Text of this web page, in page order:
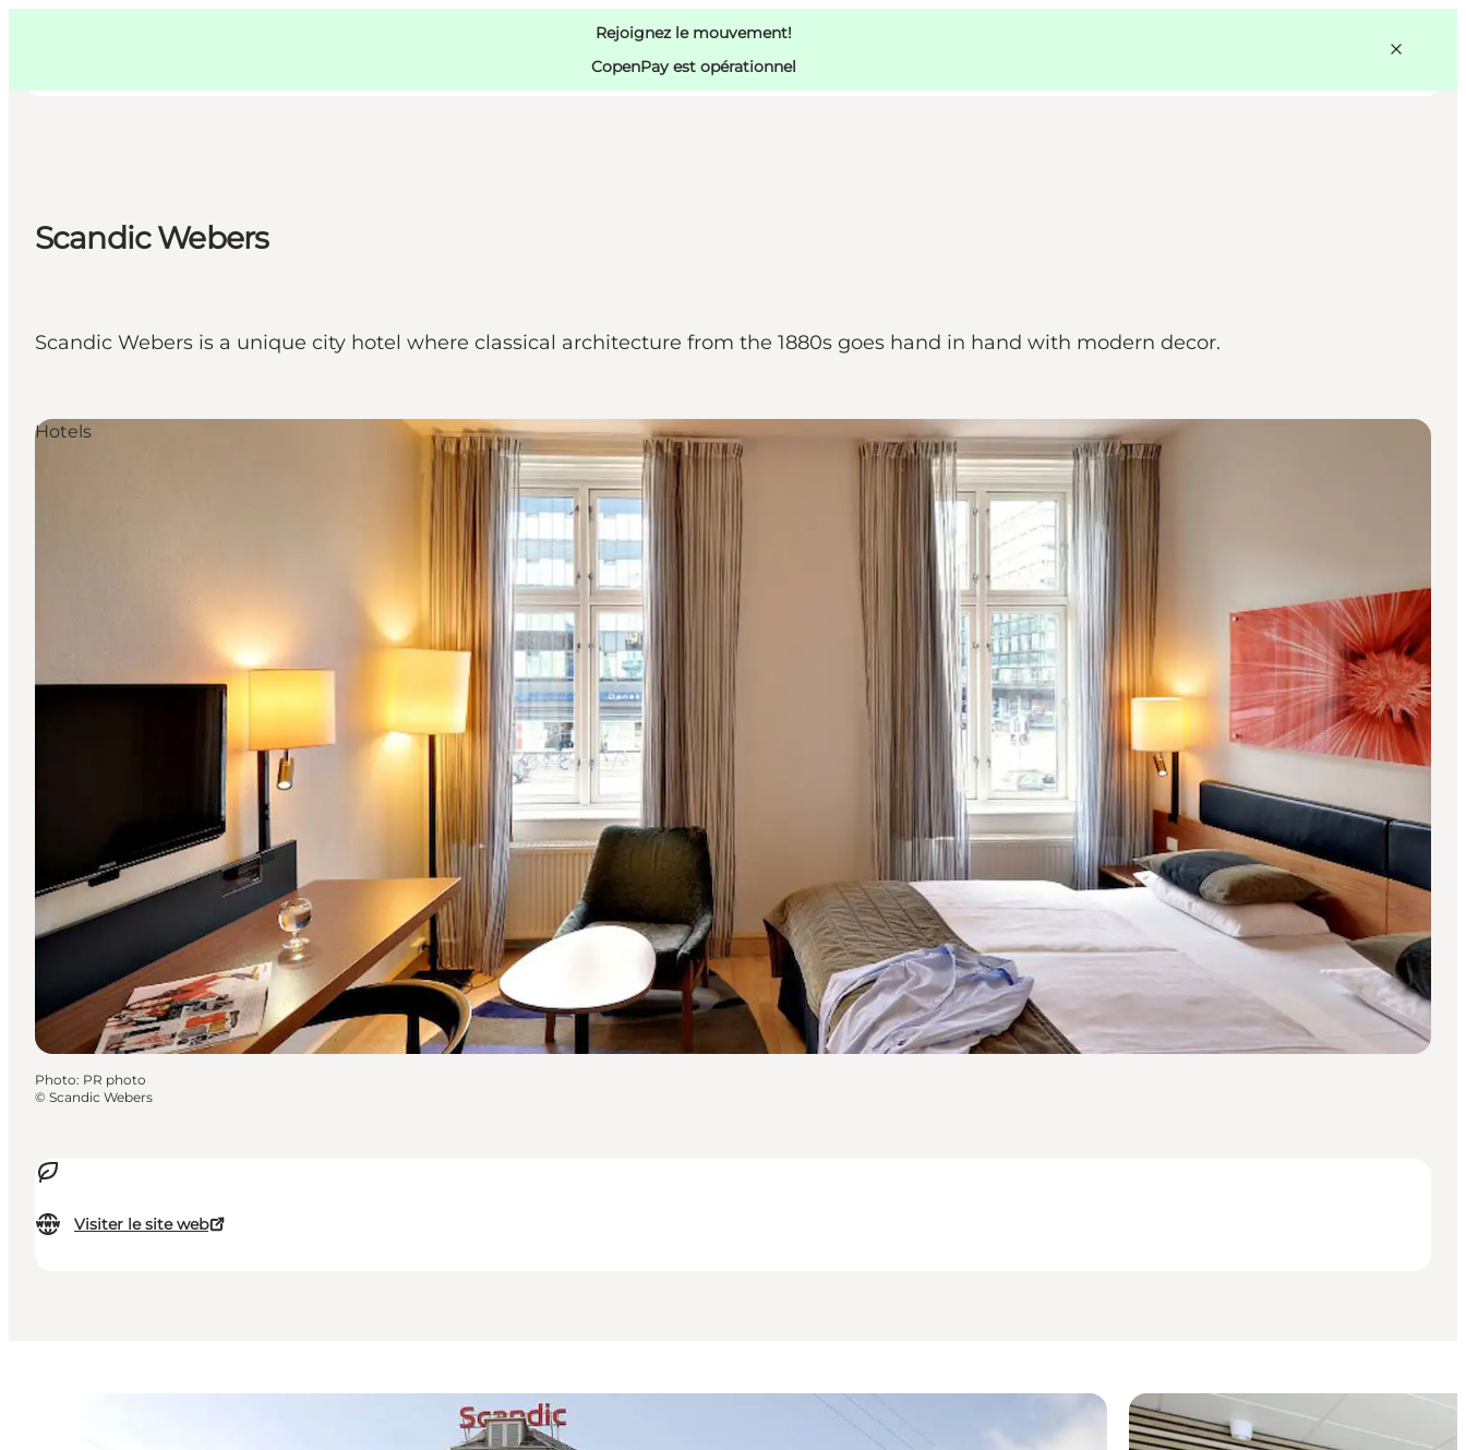
Rejoignez le mouvement!
CopenPay est opérationnel
Activités
Scandic Webers
Scandic Webers is a unique city hotel where classical architecture from the 1880s goes hand in hand with modern decor.
Visiter le site web
Hotels
Photo: PR photo
© Scandic Webers